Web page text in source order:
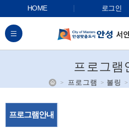
HOME 로그인
전체메뉴
홈 프로그램 볼링
프로그램
프로그램안내